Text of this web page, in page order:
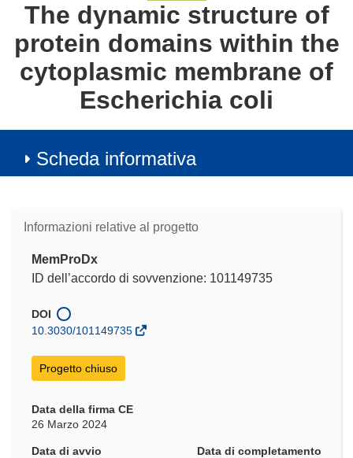
The dynamic structure of
protein domains within the
cytoplasmic membrane of
Escherichia coli
Scheda informativa
Informazioni relative al progetto
MemProDx
ID dell’accordo di sovvenzione: 101149735
DOI
10.3030/101149735
Progetto chiuso
Data della firma CE
26 Marzo 2024
Data di avvio
Data di completamento